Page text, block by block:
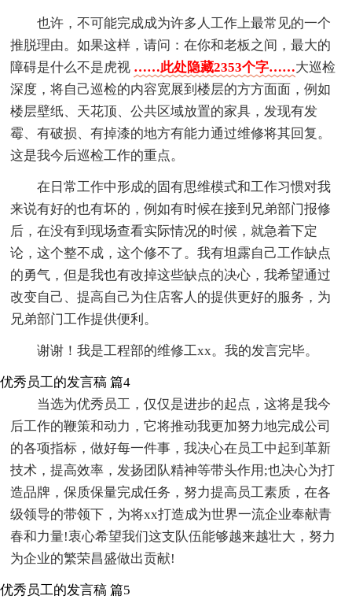
也许，不可能完成成为许多人工作上最常见的一个
推脱理由。如果这样，请问：在你和老板之间，最大的
障碍是什么不是虎视 ……此处隐藏2353个字……大巡检
深度，将自己巡检的内容宽展到楼层的方方面面，例如
楼层壁纸、天花顶、公共区域放置的家具，发现有发
霉、有破损、有掉漆的地方有能力通过维修将其回复。
这是我今后巡检工作的重点。
在日常工作中形成的固有思维模式和工作习惯对我
来说有好的也有坏的，例如有时候在接到兄弟部门报修
后，在没有到现场查看实际情况的时候，就急着下定
论，这个整不成，这个修不了。我有坦露自己工作缺点
的勇气，但是我也有改掉这些缺点的决心，我希望通过
改变自己、提高自己为住店客人的提供更好的服务，为
兄弟部门工作提供便利。
谢谢！我是工程部的维修工xx。我的发言完毕。
优秀员工的发言稿 篇4
当选为优秀员工，仅仅是进步的起点，这将是我今
后工作的鞭策和动力，它将推动我更加努力地完成公司
的各项指标，做好每一件事，我决心在员工中起到革新
技术，提高效率，发扬团队精神等带头作用;也决心为打
造品牌，保质保量完成任务，努力提高员工素质，在各
级领导的带领下，为将xx打造成为世界一流企业奉献青
春和力量!衷心希望我们这支队伍能够越来越壮大，努力
为企业的繁荣昌盛做出贡献!
优秀员工的发言稿 篇5